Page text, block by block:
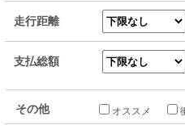
走行距離
支払総額
その他 オススメ